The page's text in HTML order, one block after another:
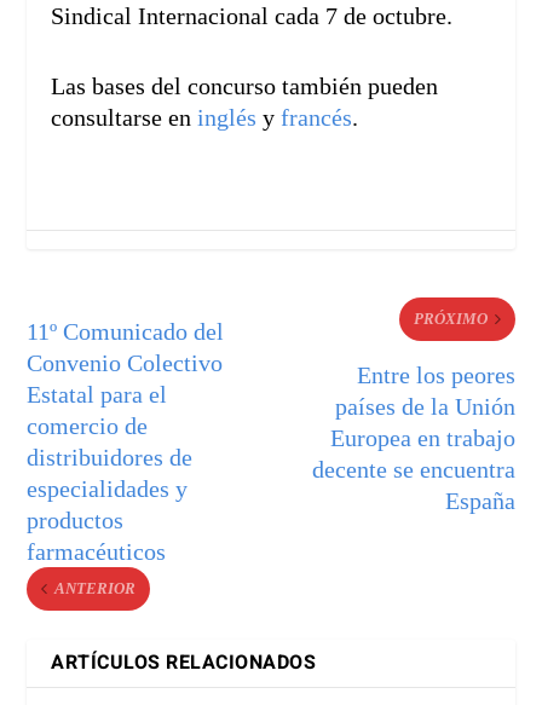
Sindical Internacional cada 7 de octubre.
Las bases del concurso también pueden
consultarse eninglés yfrancés.
11º Comunicado del
Convenio Colectivo
Estatal para el
comercio de
distribuidores de
especialidades y
productos
farmacéuticos
ANTERIOR
PRÓXIMO
Entre los peores
países de la Unión
Europea en trabajo
decente se encuentra
España
ARTÍCULOS RELACIONADOS